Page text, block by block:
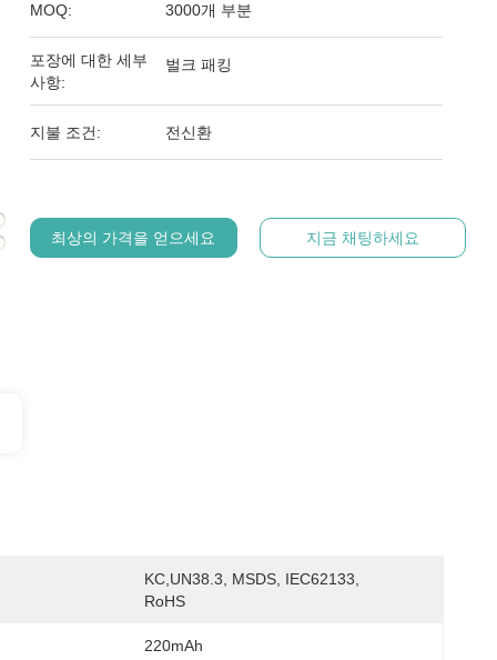
MOQ: 3000개 부분
포장에 대한 세부
사항:
벌크 패킹
지불 조건: 전신환
최상의 가격을 얻으세요 지금 채팅하세요
KC,UN38.3, MSDS, IEC62133,
RoHS
220mAh